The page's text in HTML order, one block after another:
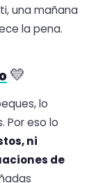
una mañana
la pena.
💛
lo
Por eso lo
ni
de